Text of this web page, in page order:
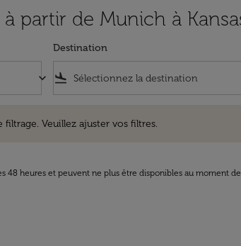
partir de Munich à
keyboard_arrow_down
Destination
flight_land
Veuillez ajuster vos filtres.
48 heures et peuvent ne plus être disponibles au moment